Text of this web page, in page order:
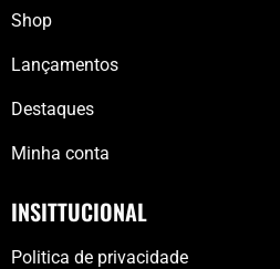
Shop
Lançamentos
Destaques
Minha conta
INSITTUCIONAL
Politica de privacidade